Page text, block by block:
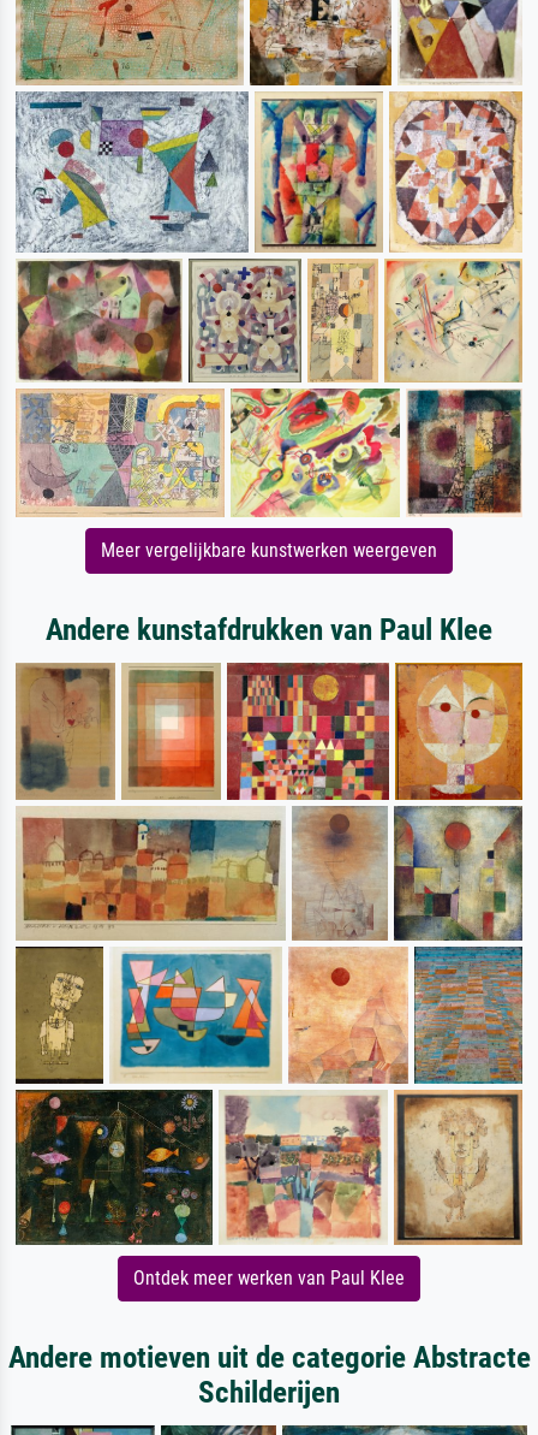
Meer vergelijkbare kunstwerken weergeven
Andere kunstafdrukken van Paul Klee
Ontdek meer werken van Paul Klee
Andere motieven uit de categorie Abstracte
Schilderijen